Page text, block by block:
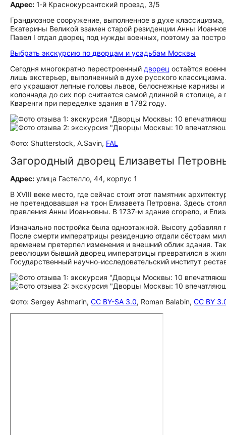
Адрес: 1‑й Краснокурсантский проезд, 3/5
Грандиозное сооружение, выполненное в духе
Екатерины Великой взамен старой резиденции Анны
Павел I отдал дворец под нужды военных, поэтому за
Выбрать экскурсию по дворцам и усадьбам Москвы
Сегодня многократно перестроенный дворец остаётся
лишь экстерьер, выполненный в духе русского
его украшают лепные головы львов, белоснежные карнизы
колоннада до сих пор считается самой длинной в
Кваренги при переделке здания в 1782 году.
Фото: Shutterstock, A.Savin, FAL
Загородный дворец Елизаветы
Адрес: улица Гастелло, 44, корпус 1
В XVIII веке место, где сейчас стоит этот памятник
не претендовавшая на трон Елизавета Петровна. Здесь
правления Анны Иоанновны. В 1737‑м здание сгорело, и
Изначально постройка была одноэтажной. Высоту
После смерти императрицы резиденцию отдали сёстрам
временем претерпел изменения и внешний облик здания.
революции бывший дворец императрицы превратился в
Государственный научно-исследовательский институт
Фото: Sergey Ashmarin, CC BY-SA 3.0, Roman Balabin, CC BY